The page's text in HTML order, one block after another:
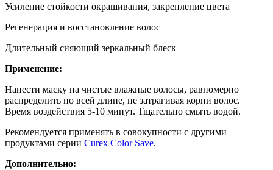
Усиление стойкости окрашивания, закрепление цвета
Регенерация и восстановление волос
Длительный сияющий зеркальный блеск
Применение:
Нанести маску на чистые влажные волосы, равномерно
распределить по всей длине, не затрагивая корни волос.
Время воздействия 5-10 минут. Тщательно смыть водой.
Рекомендуется применять в совокупности с другими
продуктами серии Curex Color Save.
Дополнительно: